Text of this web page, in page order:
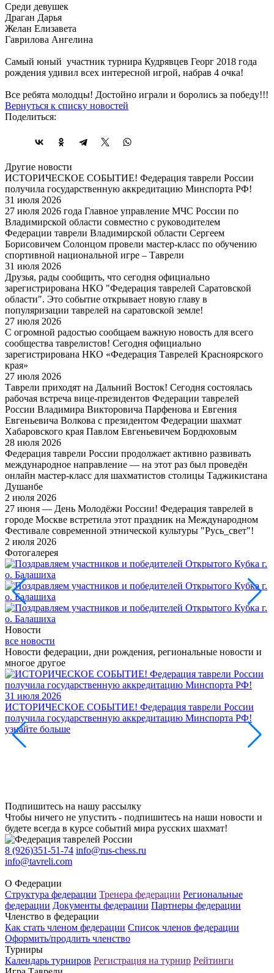
Среди девушек
Драган Дарья
Желан Елизавета
Гаврилова Ангелина
Самый юный участник турнира Кудрявцев Георг 2018 года
рождения удивил всех интересной игрой, набрав 4 очка!
Все ребята молодцы! Достойно играли и боролись за победу!!!
Вернуться к списку новостей
Поделиться:
Другие новости
ИСТОРИЧЕСКОЕ СОБЫТИЕ! Федерация таврели России
получила государственную аккредитацию Минспорта РФ!
31 июля 2026
27 июля 2026 года Главное управление МЧС России по
Владимирской области совместно с руководителем
Федерации таврели Владимирской области Сергеем
Борисовичем Солонцом провели мастер-класс по обучению
спортивной национальной игре – Таврели
31 июля 2026
Друзья, рады сообщить, что сегодня официально
зарегистрирована НКО "Федерация таврелей Саратовской
области". Это событие открывает новую главу в
популяризации таврелей на саратовской земле!
27 июля 2026
С огромной радостью сообщаем важную новость для всего
сообщества таврелистов! Сегодня официально
зарегистрирована НКО «Федерация Таврелей Красноярского
края»
27 июля 2026
Таврели приходят на Дальний Восток! Сегодня состоялась
рабочая встреча вице-президентов Федерации таврелей
России Владимира Викторовича Парфенова и Евгения
Евгеньевича Волкова с президентом Федерации шахмат
Хабаровского края Павлом Евгеньевичем Бордюховым
28 июля 2026
Федерация таврели России продолжает активно развивать
международное направление — на этот раз был проведён
онлайн мастер-класс для шахматистов столицы Таджикистана
Душанбе
2 июля 2026
27 июня — День Молодёжи России! Федерация таврелей в
городе Москве встретила этот праздник на Международном
Фестивале современной этнической культуры "Русь_свет"!
2 июля 2026
Фотогалерея
Новости
все новости
Новости федерации, дни рождения, региональные новости и
многое другое
31 июля 2026
ИСТОРИЧЕСКОЕ СОБЫТИЕ! Федерация таврели России
получила государственную аккредитацию Минспорта РФ!
узнайте больше
Подпишитесь на нашу рассылку
Чтобы ничего не упустить - подпишитесь на наши новости и
будете всегда в курсе событий мира русских шахмат!
8 (926)351-51-74 info@rus-chess.ru
info@tavreli.com
О Федерации
Структура федерации Тренера федерации Региональные
федерации Документы федерации Партнеры федерации
Членство в федерации
Как стать членом федерации Список членов федерации
Оформить/продлить членство
Турниры
Календарь турниров Регистрация на турнир Рейтинги